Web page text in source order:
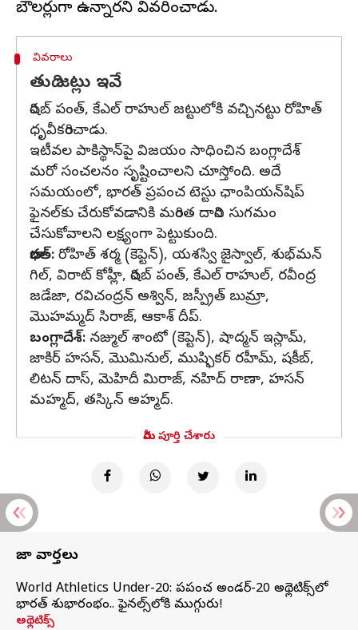
వివరాలు
తుది జట్లు ఇవే
రిషబ్ పంత్, కేఎల్ రాహుల్ జట్టులోకి వచ్చినట్టు రోహిత్
ధృవీకరించాడు.
ఇటీవల పాకిస్థాన్‌పై విజయం సాధించిన బంగ్లాదేశ్
మరో సంచలనం సృష్టించాలని చూస్తోంది. అదే
సమయంలో, భారత్ ప్రపంచ టెస్టు ఛాంపియన్‌షిప్
ఫైనల్‌కు చేరుకోవడానికి మరింత దారిని సుగమం
చేసుకోవాలని లక్ష్యంగా పెట్టుకుంది.
భారత్: రోహిత్‌ శర్మ (కెప్టెన్‌), యశస్వి జైస్వాల్, శుభ్‌మన్
గిల్, విరాట్ కోహ్లీ, రిషబ్ పంత్, కేఎల్ రాహుల్, రవీంద్ర
జడేజా, రవిచంద్రన్ అశ్విన్, జస్ప్రీత్ బుమ్రా,
మొహమ్మద్ సిరాజ్, ఆకాశ్‌ దీప్‌.
బంగ్లాదేశ్‌: నజ్ముల్‌ శాంటో (కెప్టెన్‌), షాద్మన్ ఇస్లామ్‌,
జాకిర్‌ హసన్, మొమినుల్, ముష్ఫికర్ రహీమ్‌, షకీబ్,
లిటన్‌ దాస్, మెహిదీ మిరాజ్, నహిద్‌ రాణా, హసన్‌
మహ్మద్, తస్కిన్‌ అహ్మద్‌.
మీరు పూర్తి చేశారు
తాజా వార్తలు
World Athletics Under-20: ప్రపంచ అండర్-20 అథ్లెటిక్స్‌లో
భారత్‌ శుభారంభం.. ఫైనల్స్‌లోకి ముగ్గురు!
అథ్లెటిక్స్